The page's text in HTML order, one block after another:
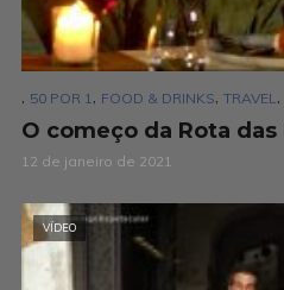
, 50 POR 1 , FOOD & DRINKS, TRAVEL ,
O começo da Rota das
12 de janeiro de 2021
VÍDEO